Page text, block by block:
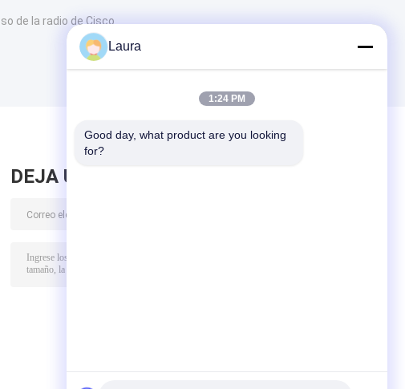
de la radio de Cisco
DEJA UN MENSAJE
Laura
1:24 PM
Good day, what product are you looking
for?